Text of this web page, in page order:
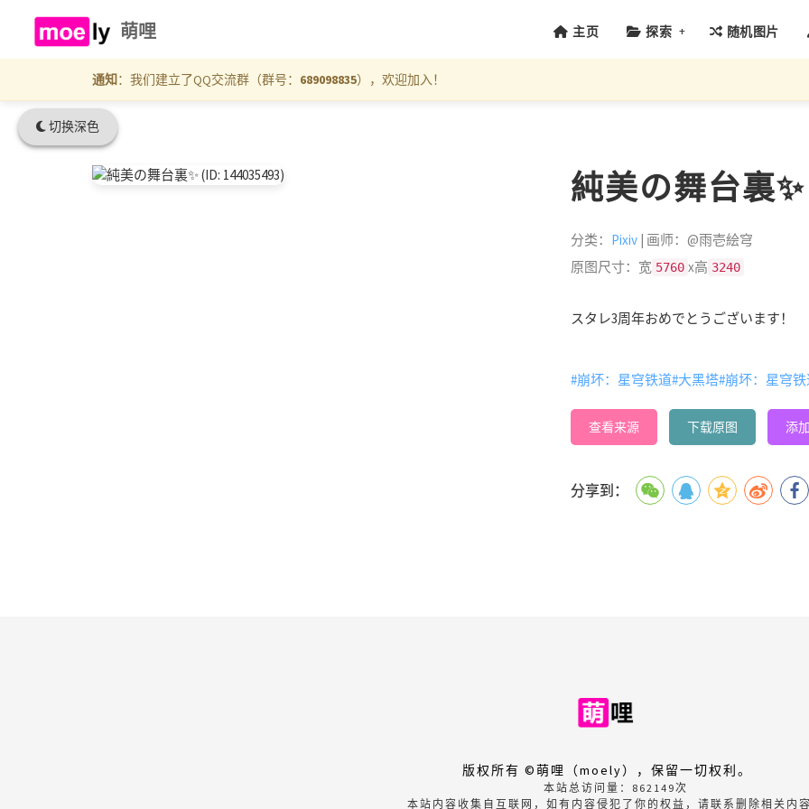
切换深色
萌哩 主页 探索 + 随机图片
通知：我们建立了QQ交流群（群号： 689098835），欢迎加入！
純美の舞台裏
分类： Pixiv | 画师：@雨壱絵穹
原图尺寸：宽 5760 x高 3240
スタレ3周年おめでとうございます！
#崩坏：星穹铁道#大黑塔#崩坏：星穹铁
查看来源 下载原图 添
分享到：
版权所有 ©萌哩（moely），保留一切权利。
本站总访问量： 862149次
本站内容收集自互联网，如有内容侵犯了你的权益，请联系删除相关内容